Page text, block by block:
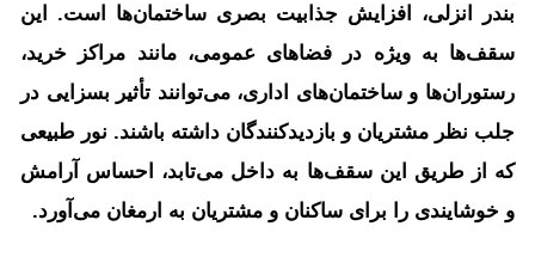
بندر انزلی، افزایش جذابیت بصری ساختمان‌ها است. این
سقف‌ها به ویژه در فضاهای عمومی، مانند مراکز خرید،
رستوران‌ها و ساختمان‌های اداری، می‌توانند تأثیر بسزایی در
جلب نظر مشتریان و بازدیدکنندگان داشته باشند. نور طبیعی
که از طریق این سقف‌ها به داخل می‌تابد، احساس آرامش
و خوشایندی را برای ساکنان و مشتریان به ارمغان می‌آورد.